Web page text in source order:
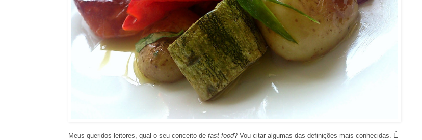
Meus queridos leitores, qual o seu conceito de fast food? Vou citar algumas das definições mais conhecidas. É